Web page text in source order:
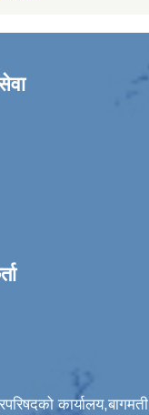
कार्यालय,बागमती